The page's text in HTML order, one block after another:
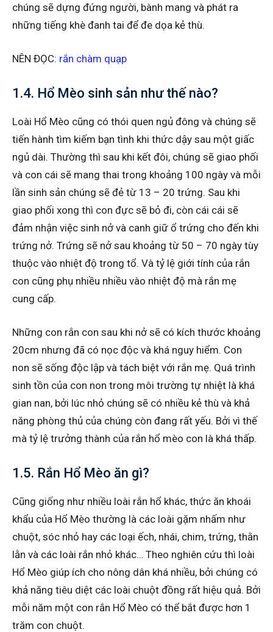
chúng sẽ dựng đứng người, bành mang và phát ra
những tiếng khè đanh tai để đe dọa kẻ thù.
NÊN ĐỌC: rắn chàm quạp
1.4. Hổ Mèo sinh sản như thế nào?
Loài Hổ Mèo cũng có thói quen ngủ đông và chúng sẽ
tiến hành tìm kiếm bạn tình khi thức dậy sau một giấc
ngủ dài. Thường thì sau khi kết đôi, chúng sẽ giao phối
và con cái sẽ mang thai trong khoảng 100 ngày và mỗi
lần sinh sản chúng sẽ đẻ từ 13 – 20 trứng. Sau khi
giao phối xong thì con đực sẽ bỏ đi, còn cái cái sẽ
đảm nhận việc sinh nở và canh giữ ổ trứng cho đến khi
trứng nở. Trứng sẽ nở sau khoảng từ 50 – 70 ngày tùy
thuộc vào nhiệt độ trong tổ. Và tỷ lệ giới tính của rắn
con cũng phụ nhiều nhiều vào nhiệt độ mà rắn mẹ
cung cấp.
Những con rắn con sau khi nở sẽ có kích thước khoảng
20cm nhưng đã có nọc độc và khá nguy hiểm. Con
non sẽ sống độc lập và tách biệt với rắn mẹ. Quá trình
sinh tồn của con non trong môi trường tự nhiệt là khá
gian nan, bởi lúc nhỏ chúng sẽ có nhiều kẻ thù và khả
năng phòng thủ của chúng còn đang rất yếu. Bởi vì thế
mà tỷ lệ trưởng thành của rắn hổ mèo con là khá thấp.
1.5. Rắn Hổ Mèo ăn gì?
Cũng giống như nhiều loài rắn hổ khác, thức ăn khoái
khẩu của Hổ Mèo thường là các loài gặm nhấm như
chuột, sóc nhỏ hay các loại ếch, nhái, chim, trứng, thằn
lằn và các loài rắn nhỏ khác… Theo nghiên cứu thì loài
Hổ Mèo giúp ích cho nông dân khá nhiều, bởi chúng có
khả năng tiêu diệt các loài chuột đồng rất hiệu quả. Bởi
mỗi năm một con rắn Hổ Mèo có thể bắt được hơn 1
trăm con chuột.